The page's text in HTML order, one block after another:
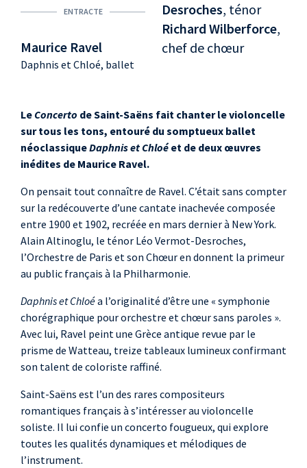
ENTRACTE
Maurice Ravel
Daphnis et Chloé, ballet
Desroches, ténor
Richard Wilberforce,
chef de chœur
Le Concerto de Saint-Saëns fait chanter le violoncelle
sur tous les tons, entouré du somptueux ballet
néoclassiqueDaphnis et Chloé et de deux œuvres
inédites de Maurice Ravel.
On pensait tout connaître de Ravel. C’était sans compter
sur la redécouverte d’une cantate inachevée composée
entre 1900 et 1902, recréée en mars dernier à New York.
Alain Altinoglu, le ténor Léo Vermot-Desroches,
l’Orchestre de Paris et son Chœur en donnent la primeur
au public français à la Philharmonie.
Daphnis et Chloéa l’originalité d’être une « symphonie
chorégraphique pour orchestre et chœur sans paroles ».
Avec lui, Ravel peint une Grèce antique revue par le
prisme de Watteau, treize tableaux lumineux confirmant
son talent de coloriste raffiné.
Saint-Saëns est l’un des rares compositeurs
romantiques français à s’intéresser au violoncelle
soliste. Il lui confie un concerto fougueux, qui explore
toutes les qualités dynamiques et mélodiques de
l’instrument.